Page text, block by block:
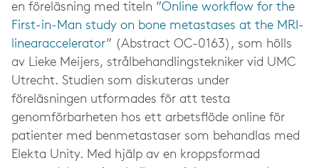
en föreläsning med titeln ”Online workflow for the
First-in-Man study on bone metastases at the MRI-
linearaccelerator” (Abstract OC-0163), som hölls
av Lieke Meijers, strålbehandlingstekniker vid UMC
Utrecht. Studien som diskuteras under
föreläsningen utformades för att testa
genomförbarheten hos ett arbetsflöde online för
patienter med benmetastaser som behandlas med
Elekta Unity. Med hjälp av en kroppsformad